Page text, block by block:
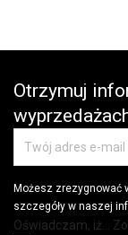
Otrzymuj
Możesz zrezygnować
szczegóły w naszej
Oświadczam, iż...